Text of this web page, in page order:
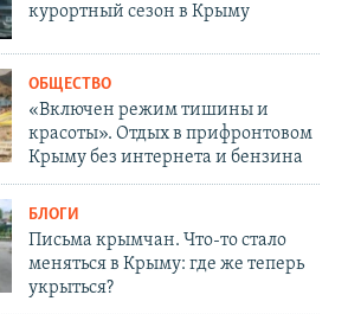
курортный сезон в Крыму
ОБЩЕСТВО
«Включен режим тишины и
красоты». Отдых в прифронтовом
Крыму без интернета и бензина
БЛОГИ
Письма крымчан. Что-то стало
меняться в Крыму: где же теперь
укрыться?